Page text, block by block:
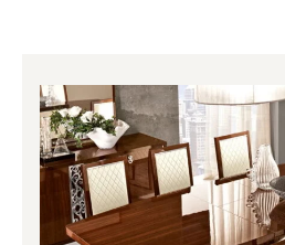
1,830.00€
through
2,020.00€